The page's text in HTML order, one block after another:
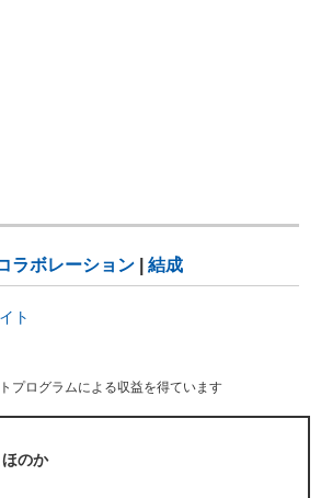
ラボレーション 結成
ト
プログラムによる収益を得ています
のか